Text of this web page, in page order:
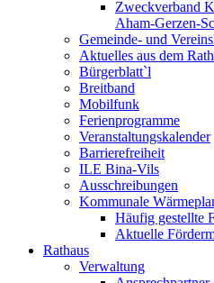
Zweckverband
Aham-Gerzen-
Gemeinde- und
Aktuelles aus dem
Bürgerblatt`l
Breitband
Mobilfunk
Ferienprogramme
Veranstaltungskalender
Barrierefreiheit
ILE Bina-Vils
Ausschreibungen
Kommunale
Häufig gestellte
Aktuelle
Rathaus
Verwaltung